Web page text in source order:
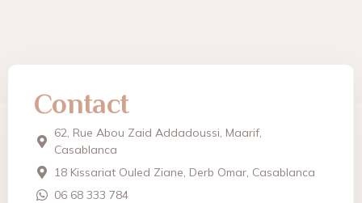
Contact
62, Rue Abou Zaid Addadoussi, Maarif,
Casablanca
18 Kissariat Ouled Ziane, Derb Omar, Casablanca
06 68 333 784